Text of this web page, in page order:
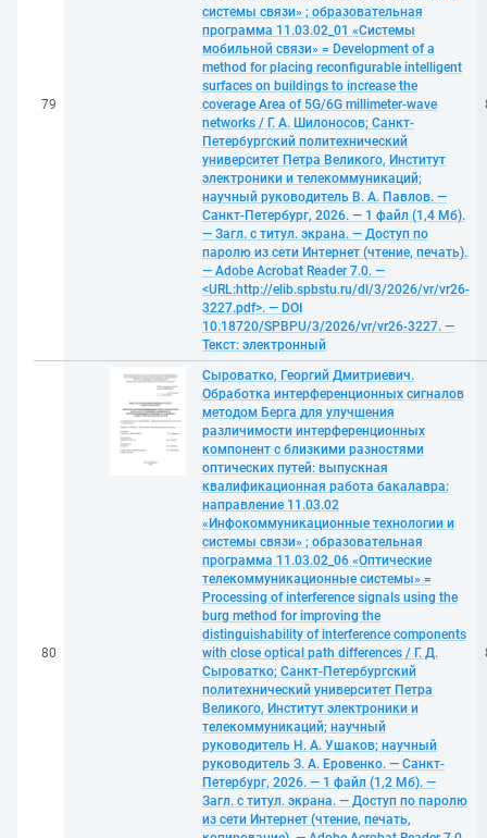
79
системы связи» ; образовательная
программа 11.03.02_01 «Системы
мобильной связи» = Development of a
method for placing reconfigurable intelligent
surfaces on buildings to increase the
coverage Area of 5G/6G millimeter-wave
networks / Г. А. Шилоносов; Санкт-
Петербургский политехнический
университет Петра Великого, Институт
электроники и телекоммуникаций;
научный руководитель В. А. Павлов. —
Санкт-Петербург, 2026. — 1 файл (1,4 Мб).
— Загл. с титул. экрана. — Доступ по
паролю из сети Интернет (чтение, печать).
— Adobe Acrobat Reader 7.0. —
<URL:http://elib.spbstu.ru/dl/3/2026/vr/vr26-
3227.pdf>. — DOI
10.18720/SPBPU/3/2026/vr/vr26-3227. —
Текст: электронный
80
Сыроватко, Георгий Дмитриевич.
Обработка интерференционных сигналов
методом Берга для улучшения
различимости интерференционных
компонент с близкими разностями
оптических путей: выпускная
квалификационная работа бакалавра:
направление 11.03.02
«Инфокоммуникационные технологии и
системы связи» ; образовательная
программа 11.03.02_06 «Оптические
телекоммуникационные системы» =
Processing of interference signals using the
burg method for improving the
distinguishability of interference components
with close optical path differences / Г. Д.
Сыроватко; Санкт-Петербургский
политехнический университет Петра
Великого, Институт электроники и
телекоммуникаций; научный
руководитель Н. А. Ушаков; научный
руководитель З. А. Еровенко. — Санкт-
Петербург, 2026. — 1 файл (1,2 Мб). —
Загл. с титул. экрана. — Доступ по паролю
из сети Интернет (чтение, печать,